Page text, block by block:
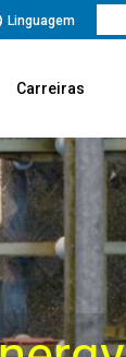
Linguagem
Carreiras